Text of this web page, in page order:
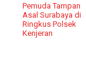
Pemuda Tampan
Asal Surabaya di
Ringkus Polsek
Kenjeran